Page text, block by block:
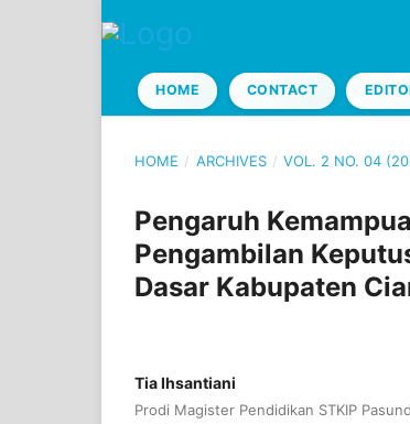
HOME CONTACT
HOME / ARCHIVES / VOL. 2 NO. 04
Pengaruh
Pengambilan
Dasar Kabupaten
Tia Ihsantiani
Prodi Magister Pendidikan STKIP